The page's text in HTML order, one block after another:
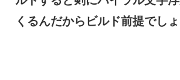
くるんだからビルド前提でしょ